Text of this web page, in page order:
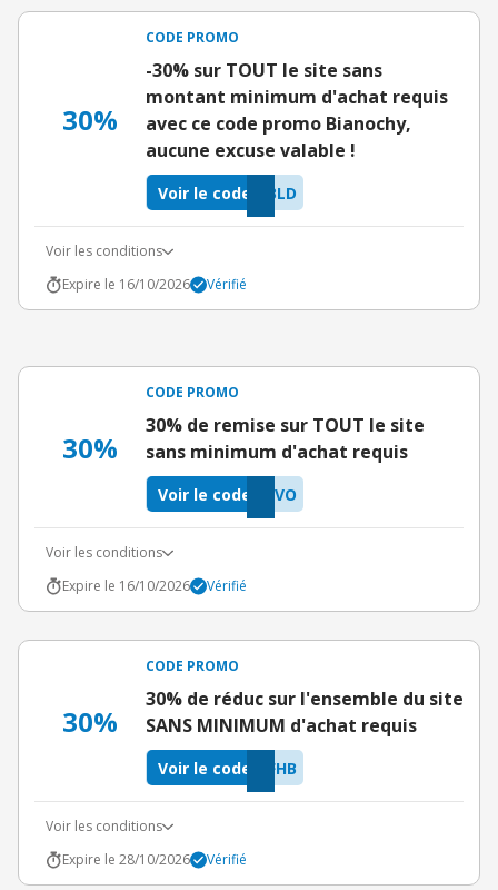
30%
CODE PROMO
-30% sur TOUT le site sans
montant minimum d'achat requis
avec ce code promo Bianochy,
aucune excuse valable !
BLD
Voir le code
Voir les conditions
Expire le 16/10/2026
Vérifié
30%
CODE PROMO
30% de remise sur TOUT le site
sans minimum d'achat requis
JVO
Voir le code
Voir les conditions
Expire le 16/10/2026
Vérifié
30%
CODE PROMO
30% de réduc sur l'ensemble du site
SANS MINIMUM d'achat requis
FHB
Voir le code
Voir les conditions
Expire le 28/10/2026
Vérifié